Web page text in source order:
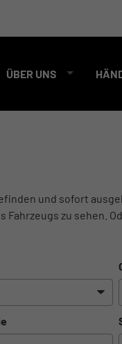
ÜBER UNS
und sofort
zu sehen.